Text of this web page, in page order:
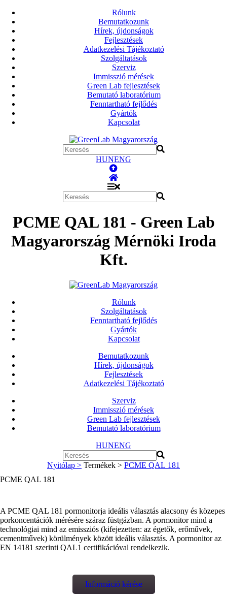
Rólunk
Bemutatkozunk
Hírek, újdonságok
Fejlesztések
Adatkezelési Tájékoztató
Szolgáltatások
Szerviz
Immisszió mérések
Green Lab fejlesztések
Bemutató laboratórium
Fenntartható fejlődés
Gyártók
Kapcsolat
HUNENG
PCME QAL 181 - Green Lab
Magyarország Mérnöki Iroda
Kft.
Rólunk
Szolgáltatások
Fenntartható fejlődés
Gyártók
Kapcsolat
Bemutatkozunk
Hírek, újdonságok
Fejlesztések
Adatkezelési Tájékoztató
Szerviz
Immisszió mérések
Green Lab fejlesztések
Bemutató laboratórium
HUNENG
Nyitólap > Termékek > PCME QAL 181
PCME QAL 181
A PCME QAL 181 pormonitorja ideális választás alacsony és közepes
porkoncentációk mérésére száraz füstgázban. A pormonitor mind a
technológiai mind az emissziós (kifejezetten: az égetők, erőművek,
cementművek) körülmények között ideális választás. A pormonitor az
EN 14181 szerinti QAL1 certifikációval rendelkezik.
Információ kérése